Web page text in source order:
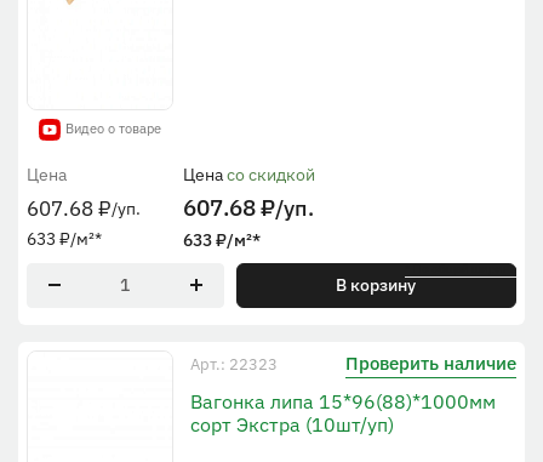
Видео о товаре
Цена
607.68₽/уп.
633 ₽/м²*
Ценасо скидкой
607.68₽/уп.
633₽/м²*
* По общей ширине
В корзину
Арт.: 22323 Проверить наличие
Вагонка липа 15*96(88)*1000мм
сорт Экстра (10шт/уп)